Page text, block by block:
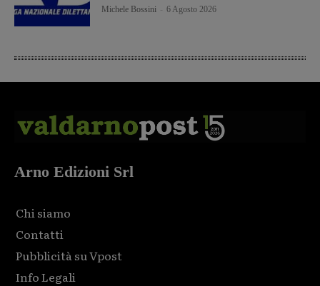
Michele Bossini 6 Agosto 2026
Arno Edizioni Srl
Chi siamo
Contatti
Pubblicità su Vpost
Info Legali